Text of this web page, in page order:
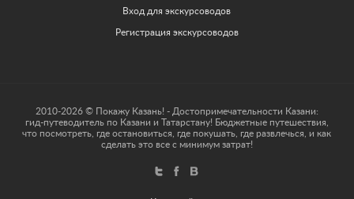
Вход для экскурсоводов
Регистрация экскурсоводов
2010-2026 © Покажу Казань! - Достопримечательности Казани:
гид-путеводитель по Казани и Татарстану! Бюджетные путешествия,
что посмотреть, где остановиться, где покушать, где развлечься, и как
сделать это все с минимум затрат!